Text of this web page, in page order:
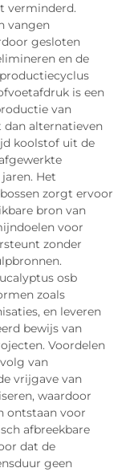
verminderd.
vangen
gesloten
en de
is een
van
dan alternatieven
koolstof uit de
Het
zorgt ervoor
bron van
voor
zonder
osb
zoals
en leveren
bewijs van
Voordelen
van
vrijgave van
waardoor
ontstaan voor
afbreekbare
dat de
geen